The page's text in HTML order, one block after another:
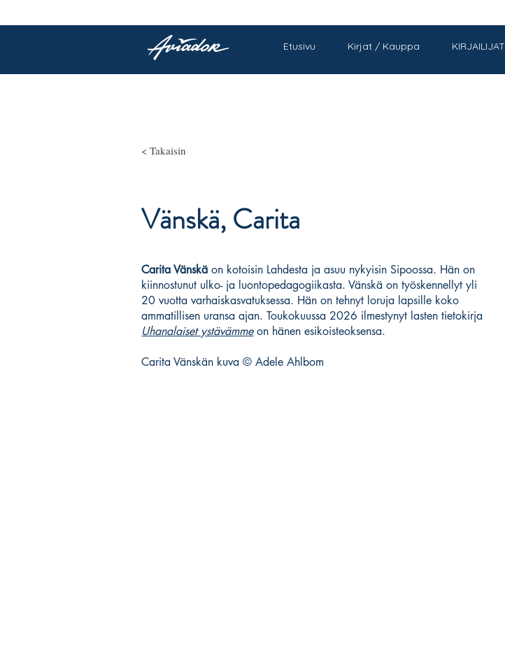
Etusivu Kirjat / Kauppa KIRJAILIJAT
< Takaisin
Vänskä, Carita
Carita Vänskä on kotoisin Lahdesta ja asuu nykyisin Sipoossa. Hän on
kiinnostunut ulko- ja luontopedagogiikasta. Vänskä on työskennellyt yli
20 vuotta varhaiskasvatuksessa. Hän on tehnyt loruja lapsille koko
ammatillisen uransa ajan. Toukokuussa 2026 ilmestynyt lasten tietokirja
Uhanalaiset ystävämmeon hänen esikoisteoksensa.
Carita Vänskän kuva © Adele Ahlbom